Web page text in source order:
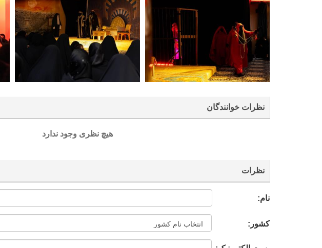
نظرات خوانندگان
هیچ نظری وجود ندارد
نظرات
نام:
کشور: